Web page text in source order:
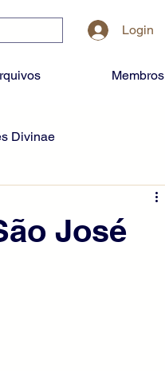
Login
Membros
Divinae
José